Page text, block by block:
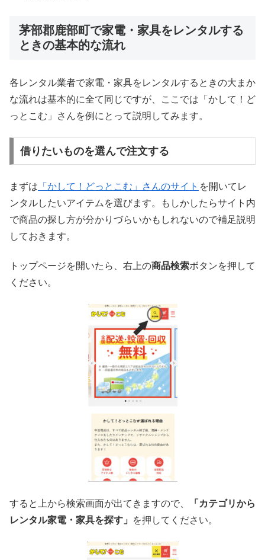
茅部郡鹿部町で家電・家具をレンタルする
ときの基本的な流れ
各レンタル業者で家電・家具をレンタルするときの大まか
な流れは基本的に全て同じですが、ここでは「かして！ど
っとこむ」さんを例にとって説明してみます。
借りたいものを選んで注文する
まずは 「かして！どっとこむ」さんのサイト を開いてレ
ンタルしたいアイテムを選びます。もしかしたらサイト内
で商品の探し方が分かりづらいかもしれないので補足説明
しておきます。
トップページを開いたら、右上の商品検索ボタンを押して
ください。
すると上から検索画面が出てきますので、
「カテゴリから
レンタル家電・家具を探す」
を押してください。